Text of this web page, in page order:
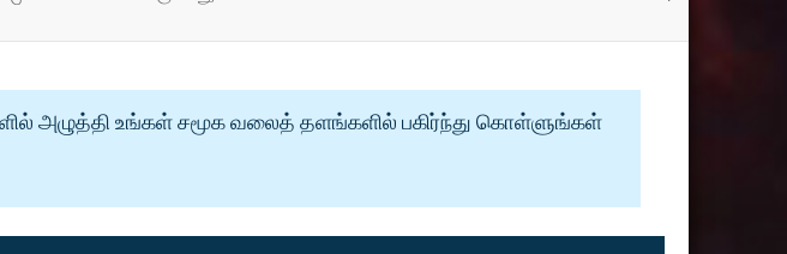
அழுத்தி உங்கள் சமூக வலைத் தளங்களில் பகிர்ந்து கொள்ளுங்கள்